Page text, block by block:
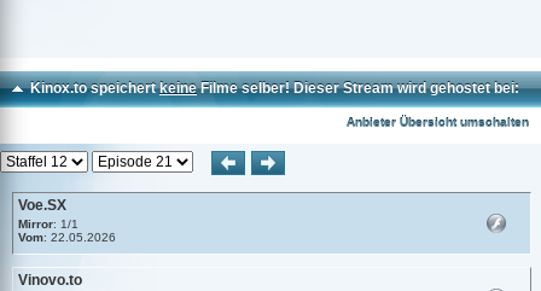
Kinox.to speichertkeineFilme selber! Dieser Stream wird gehostet bei:
Anbieter Übersicht umschalten
Voe.SX
Mirror: 1/1
Vom: 22.05.2026
Vinovo.to